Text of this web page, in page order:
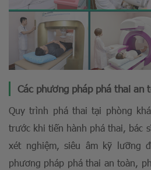
Các phương pháp phá thai an
Quy trình phá thai tại phòng
trước khi tiến hành phá thai, bác
xét nghiệm, siêu âm kỹ lưỡng
phương pháp phá thai an toàn,